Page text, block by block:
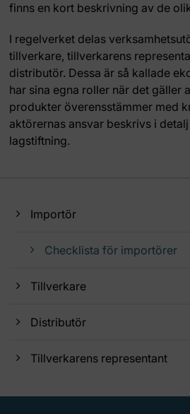
finns en kort beskrivning av de
I regelverket delas
tillverkare, tillverkarens
distributör. Dessa är så kallade
har sina egna roller när det gäller
produkter överensstämmer med
aktörernas ansvar beskrivs i
lagstiftning.
Importör
Checklista för importörer
Tillverkare
Distributör
Tillverkarens representant